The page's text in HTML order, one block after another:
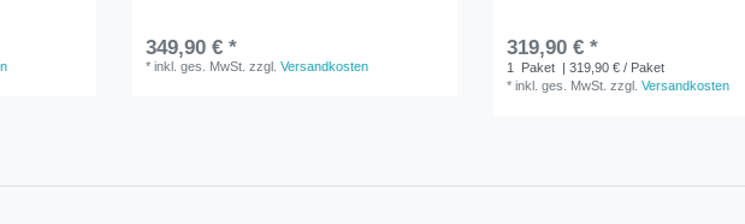
349,90 € *
*inkl. ges. MwSt. zzgl.Versandkosten
319,90 € *
1 Paket
| 319,90 € / Paket
*inkl. ges. MwSt. zzgl.Versandkosten